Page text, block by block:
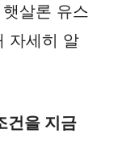
살론 유스
자세히 알
건을 지금